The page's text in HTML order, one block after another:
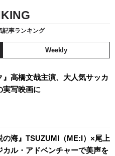
記事ランキング
Weekly
』高橋文哉主演、大人気サッカ
実写映画に
の海』TSUZUMI（ME:I）×尾上
カル・アドベンチャーで美声を